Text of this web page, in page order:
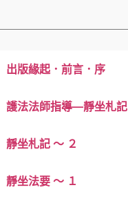
出版緣起．前言．序
護法法師指導—靜坐札記
靜坐札記 ～ ２
靜坐法要 ～ １